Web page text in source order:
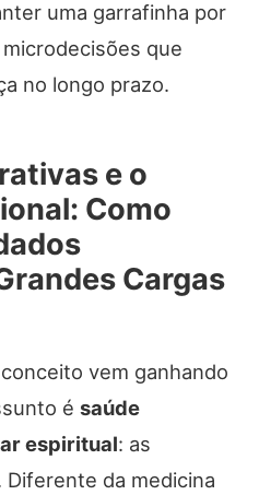
uma garrafinha por
que
no longo prazo.
e o
Como
Cargas
vem ganhando
é saúde
espiritual: as
Diferente da medicina